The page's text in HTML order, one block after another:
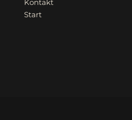
Kontakt
Start